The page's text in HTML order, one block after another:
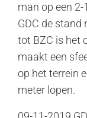
man op een
GDC de stand
tot BZC is het
maakt een
op het terrein
meter lopen.